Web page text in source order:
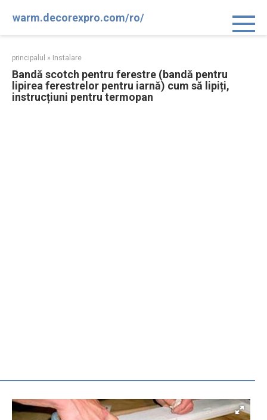
warm.decorexpro.com/ro/
principalul » Instalare
Bandă scotch pentru ferestre (bandă pentru
lipirea ferestrelor pentru iarnă) cum să lipiți,
instrucțiuni pentru termopan